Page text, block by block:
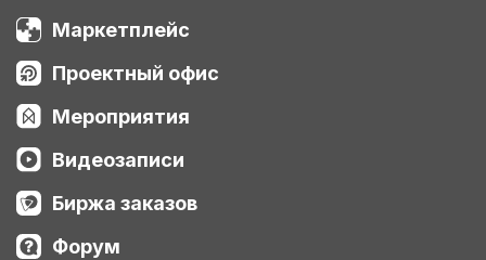
Маркетплейс
Проектный офис
Мероприятия
Видеозаписи
Биржа заказов
Форум